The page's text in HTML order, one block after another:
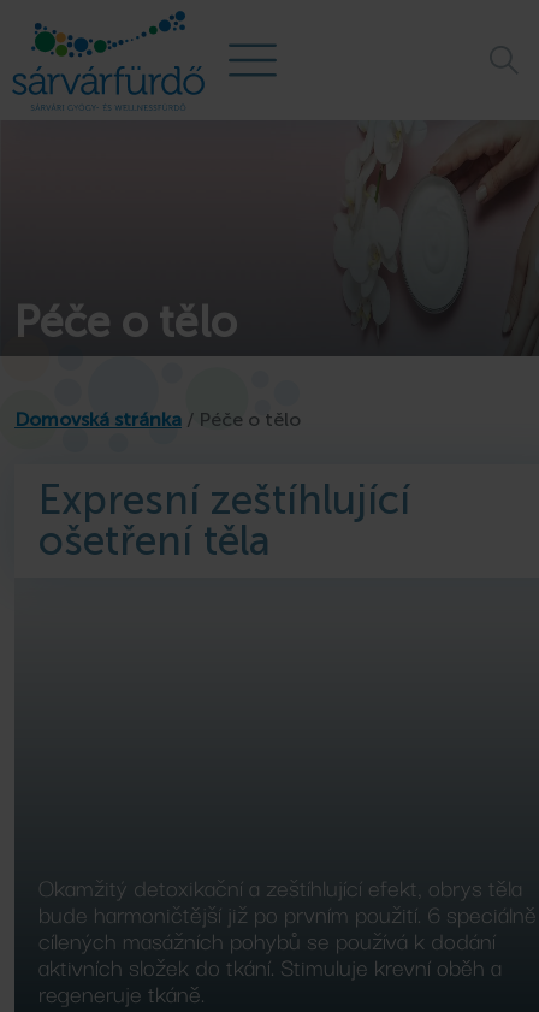
lázněprocedury
Péče o tělo
Domovská stránka / Péče o tělo
Expresní zeštíhlující
ošetření těla
Okamžitý detoxikační a zeštíhlující efekt, obrys těla
bude harmoničtější již po prvním použití. 6 speciálně
cílených masážních pohybů se používá k dodání
aktivních složek do tkání. Stimuluje krevní oběh a
regeneruje tkáně.